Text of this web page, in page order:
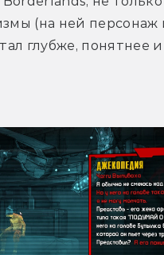
(на ней персонаж
глубже, понятнее